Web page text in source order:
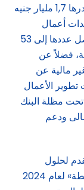
بـ24 مليار جنيه بنهاية ديسمبر 2023 بزيادة قدرها 1,7 مليار جنيه
أعمال
متخصصة لخدمة عملاء تلك الشريحة التى وصل عددها إلى 53
فضلاً عن
مالية عن
فى عدد 8 وحدات تطوير الأعمال
تحت مظلة البنك
ودعم
لحلول
الإقراض الرقمية للشركات الصغيرة والمتوسطة» لعام 2024